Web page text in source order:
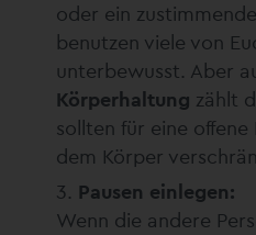
oder ein
benutzen viele von
unterbewusst. Aber
Körperhaltung zählt
sollten für eine
dem Körper
Pausen einlegen:
Wenn die andere